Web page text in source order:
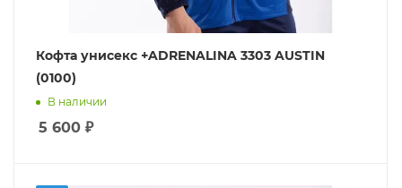
Кофта унисекс +ADRENALINA 3303 AUSTIN
(0100)
В наличии
5 600 ₽